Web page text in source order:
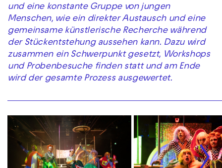
und eine konstante Gruppe von jungen
Menschen, wie ein direkter Austausch und eine
gemeinsame künstlerische Recherche während
der Stückentstehung aussehen kann. Dazu wird
zusammen ein Schwerpunkt gesetzt, Workshops
und Probenbesuche finden statt und am Ende
wird der gesamte Prozess ausgewertet.